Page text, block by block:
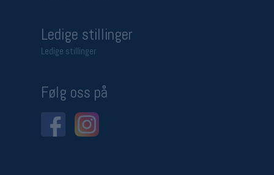
Ledige stillinger
Ledige stillinger
Følg oss på